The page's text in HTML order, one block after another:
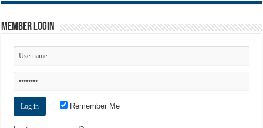
Member Login
Remember Me